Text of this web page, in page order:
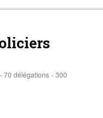
70 délégations - 300